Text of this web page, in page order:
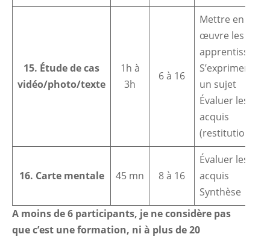
15. Étude de cas
vidéo/photo/texte
1h à
3h
6 à 16
Mettre en
œuvre les
apprentissages
S’exprimer sur
un sujet
Évaluer les
acquis
(restitution)
16. Carte mentale 45 mn 8 à 16
Évaluer les
acquis
Synthèse
A moins de 6 participants, je ne considère pas
que c’est une formation, ni à plus de 20